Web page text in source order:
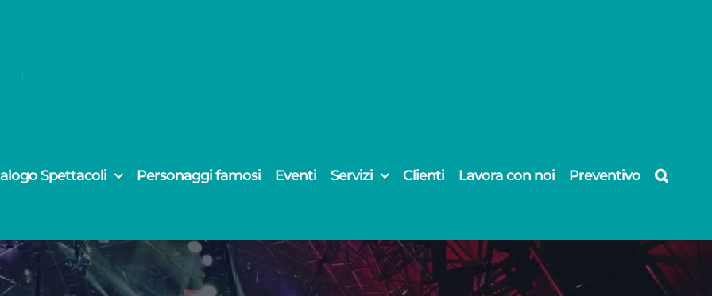
Spettacoli Personaggi famosi Eventi Servizi Clienti Lavora con noi Preventivo